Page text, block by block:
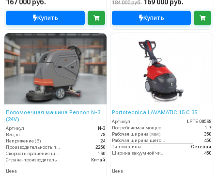
167 000 руб.
Купить
184 000 руб. 169 000 руб.
Купить
Поломоечная машина Pennon N-3
(24V)
Артикул
N-3
Вес, кг
78
Напряжение (В)
24
Производительность по площади (м2/ч)
2250
Скорость вращения щётки (об/мин)
190
Страна-производитель
Китай
Цена
Portotecnica LAVAMATIC 15 C 35
Артикул
LPTE 00598
Потребляемая мощность (кВт)
1.7
Рабочая ширина (мм)
350
Рабочая ширина щеток (мм)
450
Тип машины
Сетевая
Ширина вакуумной чистки (мм)
450
Цена